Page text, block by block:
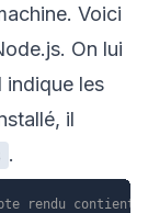
Voici
On lui
indique les
il
.
rendu contient